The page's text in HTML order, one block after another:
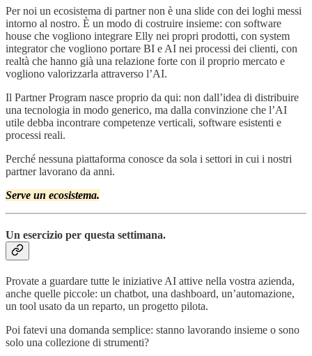
Per noi un ecosistema di partner non è una slide con dei loghi messi
intorno al nostro. È un modo di costruire insieme: con software
house che vogliono integrare Elly nei propri prodotti, con system
integrator che vogliono portare BI e AI nei processi dei clienti, con
realtà che hanno già una relazione forte con il proprio mercato e
vogliono valorizzarla attraverso l’AI.
Il Partner Program nasce proprio da qui: non dall’idea di distribuire
una tecnologia in modo generico, ma dalla convinzione che l’AI
utile debba incontrare competenze verticali, software esistenti e
processi reali.
Perché nessuna piattaforma conosce da sola i settori in cui i nostri
partner lavorano da anni.
Serve un ecosistema.
Un esercizio per questa settimana.
Provate a guardare tutte le iniziative AI attive nella vostra azienda,
anche quelle piccole: un chatbot, una dashboard, un’automazione,
un tool usato da un reparto, un progetto pilota.
Poi fatevi una domanda semplice: stanno lavorando insieme o sono
solo una collezione di strumenti?